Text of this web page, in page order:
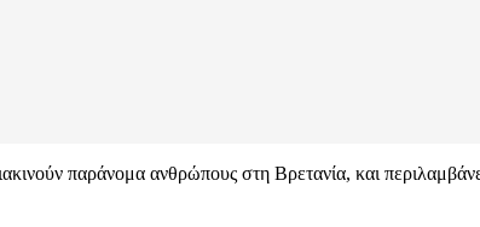
παράνομα ανθρώπους στη Βρετανία, και